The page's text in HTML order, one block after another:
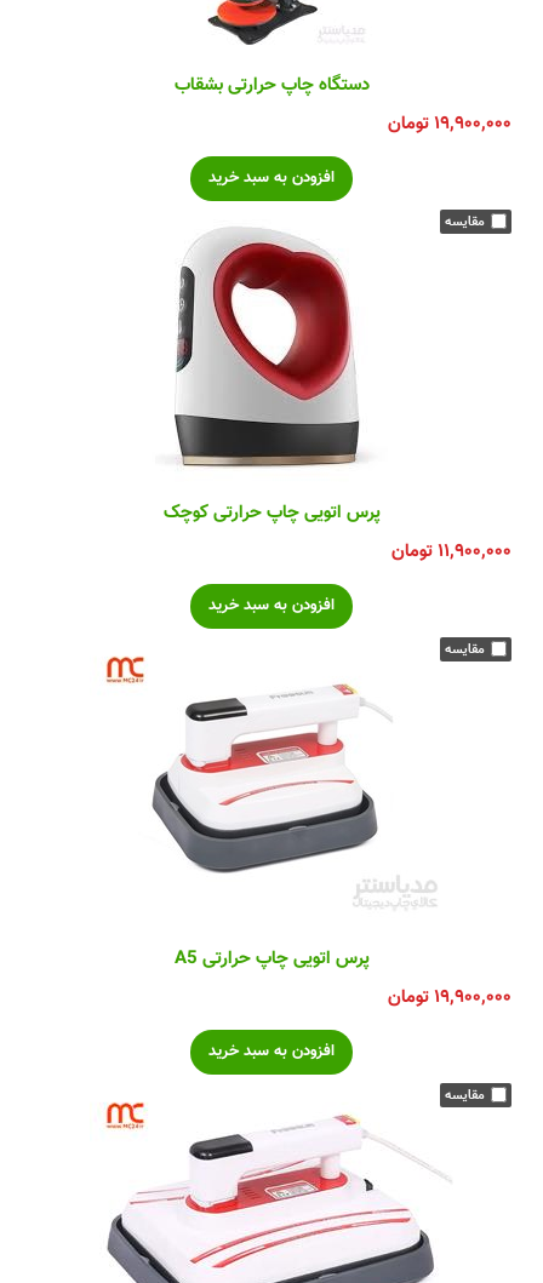
دستگاه چاپ حرارتی بشقاب
۱۹,۹۰۰,۰۰۰تومان
پرس اتویی چاپ حرارتی کوچک
۱۱,۹۰۰,۰۰۰تومان
پرس اتویی چاپ حرارتی A5
۱۹,۹۰۰,۰۰۰تومان